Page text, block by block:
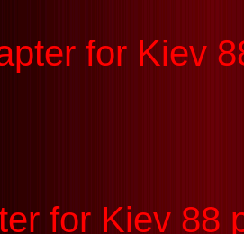
for Kiev
for Kiev 88